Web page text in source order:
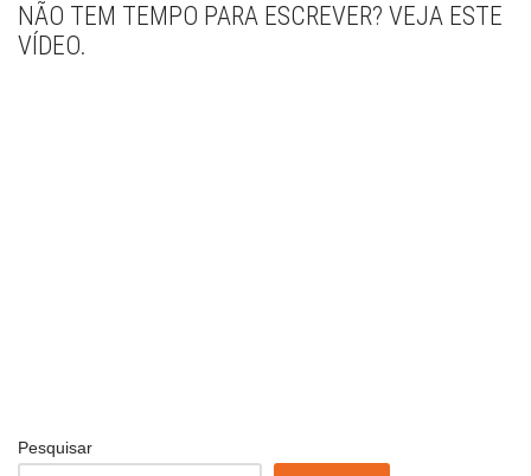
NÃO TEM TEMPO PARA ESCREVER? VEJA ESTE
VÍDEO.
Pesquisar